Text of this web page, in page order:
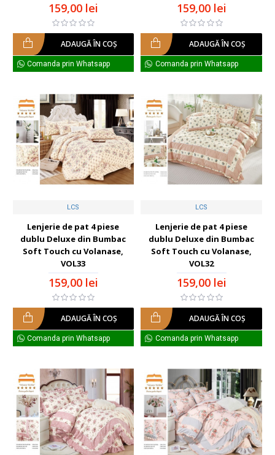
159,00 lei
ADAUGĂ ÎN COŞ
Comanda prin Whatsapp
159,00 lei
ADAUGĂ ÎN COŞ
Comanda prin Whatsapp
LCS
Lenjerie de pat 4 piese
dublu Deluxe din Bumbac
Soft Touch cu Volanase,
VOL33
159,00 lei
ADAUGĂ ÎN COŞ
Comanda prin Whatsapp
LCS
Lenjerie de pat 4 piese
dublu Deluxe din Bumbac
Soft Touch cu Volanase,
VOL32
159,00 lei
ADAUGĂ ÎN COŞ
Comanda prin Whatsapp